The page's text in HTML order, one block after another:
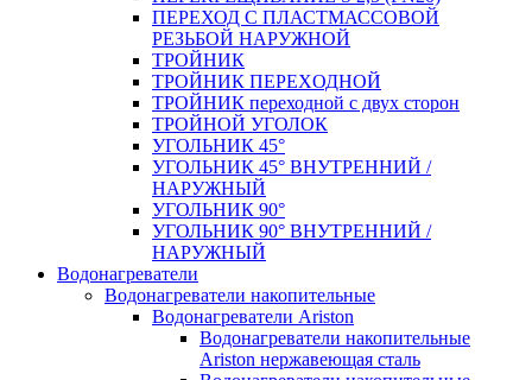
ПЕРЕХОД С ПЛАСТМАССОВОЙ
РЕЗЬБОЙ НАРУЖНОЙ
ТРОЙНИК
ТРОЙНИК ПЕРЕXОДНОЙ
ТРОЙНИК переходной с двух сторон
ТРОЙНОЙ УГОЛОК
УГОЛЬНИК 45°
УГОЛЬНИК 45° ВНУТРЕННИЙ /
НАРУЖНЫЙ
УГОЛЬНИК 90°
УГОЛЬНИК 90° ВНУТРЕННИЙ /
НАРУЖНЫЙ
Водонагреватели
Водонагреватели накопительные
Водонагреватели Ariston
Водонагреватели накопительные
Ariston нержавеющая сталь